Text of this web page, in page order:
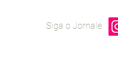
Siga o Jornale